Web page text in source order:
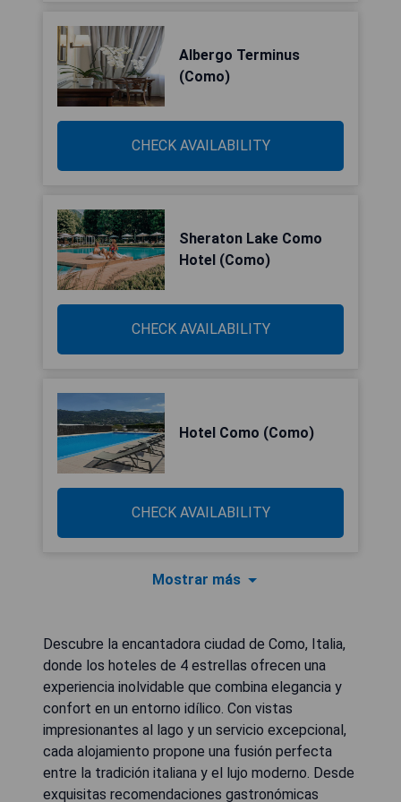
Albergo Terminus
(Como)
CHECK AVAILABILITY
Sheraton Lake Como
Hotel (Como)
CHECK AVAILABILITY
Hotel Como (Como)
CHECK AVAILABILITY
Mostrar más
Descubre la encantadora ciudad de Como, Italia,
donde los hoteles de 4 estrellas ofrecen una
experiencia inolvidable que combina elegancia y
confort en un entorno idílico. Con vistas
impresionantes al lago y un servicio excepcional,
cada alojamiento propone una fusión perfecta
entre la tradición italiana y el lujo moderno. Desde
exquisitas recomendaciones gastronómicas